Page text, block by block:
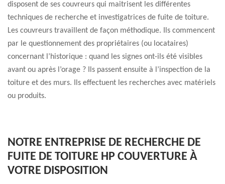
disposent de ses couvreurs qui maitrisent les différentes
techniques de recherche et investigatrices de fuite de toiture.
Les couvreurs travaillent de façon méthodique. Ils commencent
par le questionnement des propriétaires (ou locataires)
concernant l’historique : quand les signes ont-ils été visibles
avant ou après l’orage ? Ils passent ensuite à l’inspection de la
toiture et des murs. Ils effectuent les recherches avec matériels
ou produits.
NOTRE ENTREPRISE DE RECHERCHE DE
FUITE DE TOITURE HP COUVERTURE À
VOTRE DISPOSITION